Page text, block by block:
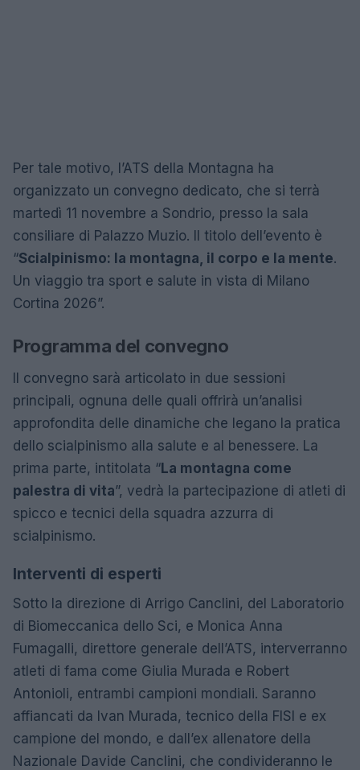
Per tale motivo, l’ATS della Montagna ha
organizzato un convegno dedicato, che si terrà
martedì 11 novembre a Sondrio, presso la sala
consiliare di Palazzo Muzio. Il titolo dell’evento è
“Scialpinismo: la montagna, il corpo e la mente.
Un viaggio tra sport e salute in vista di Milano
Cortina 2026”.
Programma del convegno
Il convegno sarà articolato in due sessioni
principali, ognuna delle quali offrirà un’analisi
approfondita delle dinamiche che legano la pratica
dello scialpinismo alla salute e al benessere. La
prima parte, intitolata “La montagna come
palestra di vita”, vedrà la partecipazione di atleti di
spicco e tecnici della squadra azzurra di
scialpinismo.
Interventi di esperti
Sotto la direzione di Arrigo Canclini, del Laboratorio
di Biomeccanica dello Sci, e Monica Anna
Fumagalli, direttore generale dell’ATS, interverranno
atleti di fama come Giulia Murada e Robert
Antonioli, entrambi campioni mondiali. Saranno
affiancati da Ivan Murada, tecnico della FISI e ex
campione del mondo, e dall’ex allenatore della
Nazionale Davide Canclini, che condivideranno le